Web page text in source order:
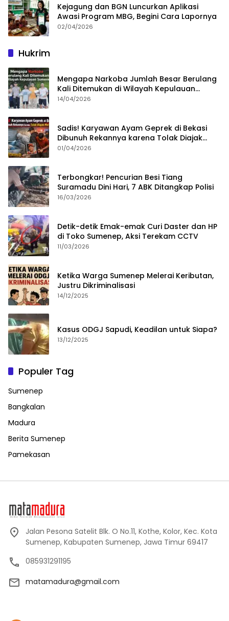
Kejagung dan BGN Luncurkan Aplikasi
Awasi Program MBG, Begini Cara Lapornya
02/04/2026
Hukrim
Mengapa Narkoba Jumlah Besar Berulang
Kali Ditemukan di Wilayah Kepulauan
Sumenep?
14/04/2026
Sadis! Karyawan Ayam Geprek di Bekasi
Dibunuh Rekannya karena Tolak Diajak
Merampok Majikan
01/04/2026
Terbongkar! Pencurian Besi Tiang
Suramadu Dini Hari, 7 ABK Ditangkap Polisi
16/03/2026
Detik-detik Emak-emak Curi Daster dan HP
di Toko Sumenep, Aksi Terekam CCTV
11/03/2026
Ketika Warga Sumenep Melerai Keributan,
Justru Dikriminalisasi
14/12/2025
Kasus ODGJ Sapudi, Keadilan untuk Siapa?
13/12/2025
Populer Tag
Sumenep
Bangkalan
Madura
Berita Sumenep
Pamekasan
Jalan Pesona Satelit Blk. O No.11, Kothe, Kolor, Kec. Kota
Sumenep, Kabupaten Sumenep, Jawa Timur 69417
085931291195
matamadura@gmail.com